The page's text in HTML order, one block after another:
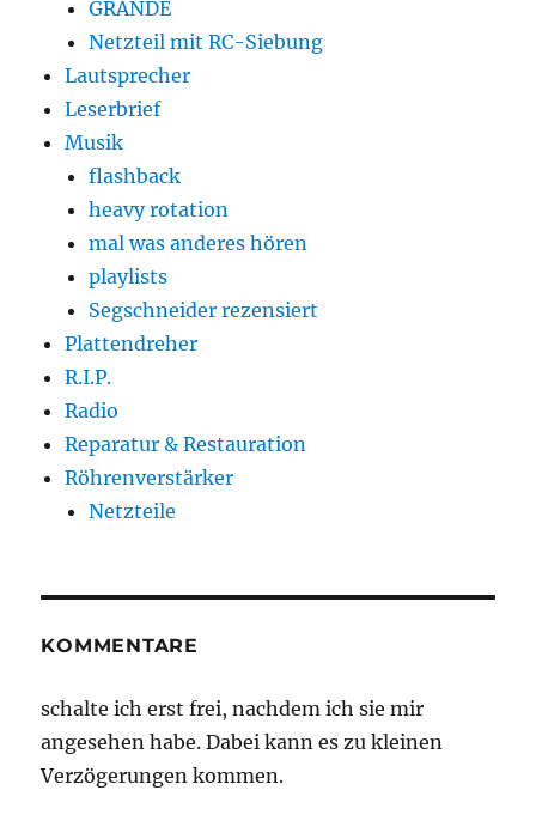
GRANDE
Netzteil mit RC-Siebung
Lautsprecher
Leserbrief
Musik
flashback
heavy rotation
mal was anderes hören
playlists
Segschneider rezensiert
Plattendreher
R.I.P.
Radio
Reparatur & Restauration
Röhrenverstärker
Netzteile
KOMMENTARE
schalte ich erst frei, nachdem ich sie mir
angesehen habe. Dabei kann es zu kleinen
Verzögerungen kommen.